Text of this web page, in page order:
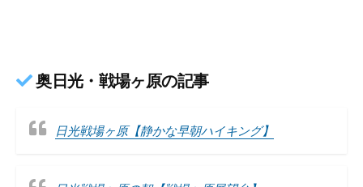
奥日光・戦場ヶ原の記事
日光戦場ヶ原【静かな早朝ハイキング】